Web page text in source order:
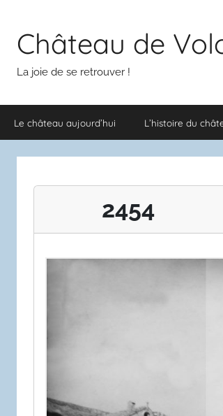
contenuChâteau de
La joie de se retrouver !
Le château aujourd’hui L’histoire du
2454